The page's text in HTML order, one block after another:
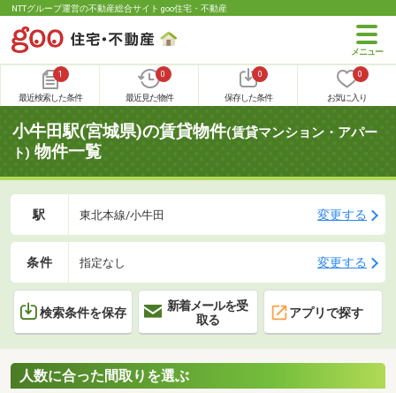
NTTグループ運営の不動産総合サイト goo住宅・不動産
1
最近検索した条件
0
最近見た物件
0
保存した条件
0
お気に入り
小牛田駅(宮城県)の賃貸物件(賃貸マンション・アパー
ト) 物件一覧
駅 東北本線/小牛田 変更する
条件 指定なし 変更する
検索条件を保存
新着メールを受
取る
アプリで探す
人数に合った間取りを選ぶ